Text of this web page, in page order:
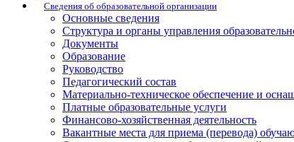
Сведения об образовательной организации
Основные сведения
Структура и органы управления
Документы
Образование
Руководство
Педагогический состав
Материально-техническое обеспечение и
Платные образовательные услуги
Финансово-хозяйственная деятельность
Вакантные места для приема (перевода)